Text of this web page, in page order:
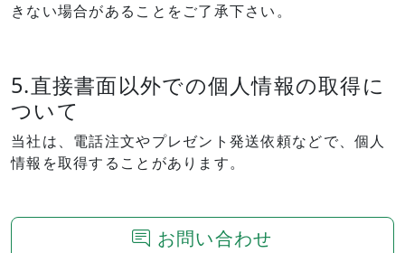
きない場合があることをご了承下さい。
5.直接書面以外での個人情報の取得に
ついて
当社は、電話注文やプレゼント発送依頼などで、個人
情報を取得することがあります。
お問い合わせ